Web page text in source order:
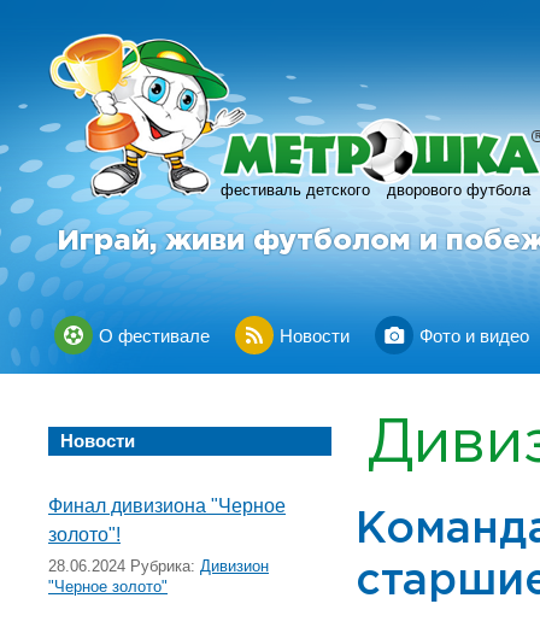
фестиваль детского дворового футбола
R
Играй, живи футболом и
О фестивале Новости Фото и видео
Новости
Финал дивизиона "Черное
золото"!
28.06.2024 Рубрика: Дивизион
"Черное золото"